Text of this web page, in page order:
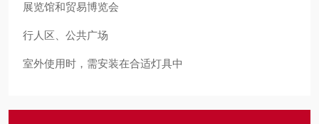
展览馆和贸易博览会
行人区、公共广场
室外使用时，需安装在合适灯具中